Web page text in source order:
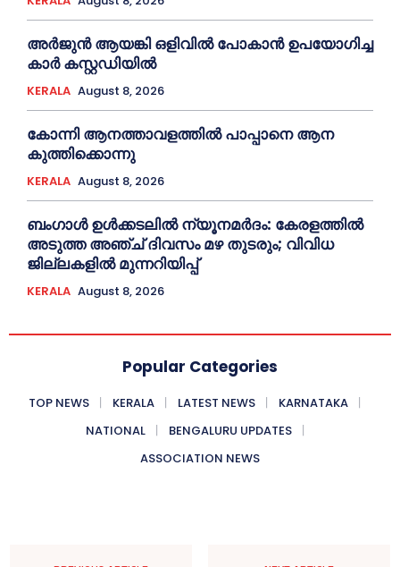
അര്‍ജുന്‍ ആയങ്കി ഒളിവില്‍ പോകാന്‍ ഉപയോഗിച്ച
കാര്‍ കസ്റ്റഡിയില്‍
KERALA August 8, 2026
കോന്നി ആനത്താവളത്തില്‍ പാപ്പാനെ ആന
കുത്തിക്കൊന്നു
KERALA August 8, 2026
ബംഗാൾ ഉൾക്കടലിൽ ന്യൂനമർദം: കേരളത്തിൽ
അടുത്ത അഞ്ച് ദിവസം മഴ തുടരും; വിവിധ
ജില്ലകളിൽ മുന്നറിയിപ്പ്
KERALA August 8, 2026
Popular Categories
TOP NEWS KERALA LATEST NEWS
KARNATAKA
NATIONAL
BENGALURU UPDATES
ASSOCIATION NEWS